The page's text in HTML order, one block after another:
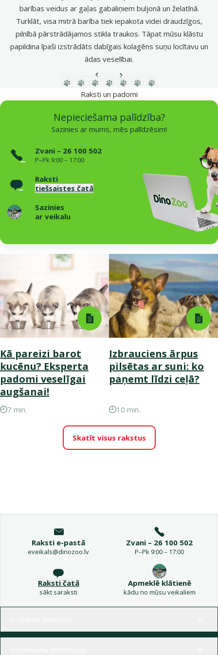
barības veidus ar gaļas gabaliņiem buljonā un želatīnā.
Turklāt, visa mitrā barība tiek iepakota videi draudzīgos,
pilnībā pārstrādājamos stikla traukos. Tāpat mūsu klāstu
papildina īpaši izstrādāts dabīgais kolagēns suņu locītavu un
ādas veselībai.
Iepriekšējā lapa
Nākamā lapa
Raksti un padomi
Nepieciešama palīdzība?
Sazinies ar mums, mēs palīdzēsim!
Zvani – 26 100 502
P–Pk 9:00 – 17:00
Raksti
tiešsaistes čatā
Sazinies
ar veikalu
Kā pareizi barot
kucēnu? Eksperta
padomi veselīgai
augšanai!
7 min.
Izbrauciens ārpus
pilsētas ar suni: ko
paņemt līdzi ceļā?
10 min.
Skatīt visus rakstus
Raksti e-pastā
eveikals@dinozoo.lv
Zvani – 26 100 502
P–Pk 9:00 – 17:00
Raksti čatā
sākt saraksti
Apmeklē klātienē
kādu no mūsu veikaliem